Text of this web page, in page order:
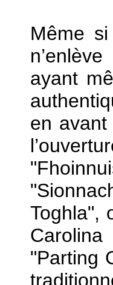
Même
ayant
en
Toghla",
"Parting